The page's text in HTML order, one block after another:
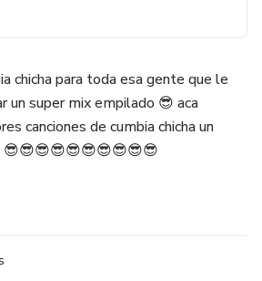
chicha para toda esa gente que le
un super mix empilado 😎 aca
canciones de cumbia chicha un